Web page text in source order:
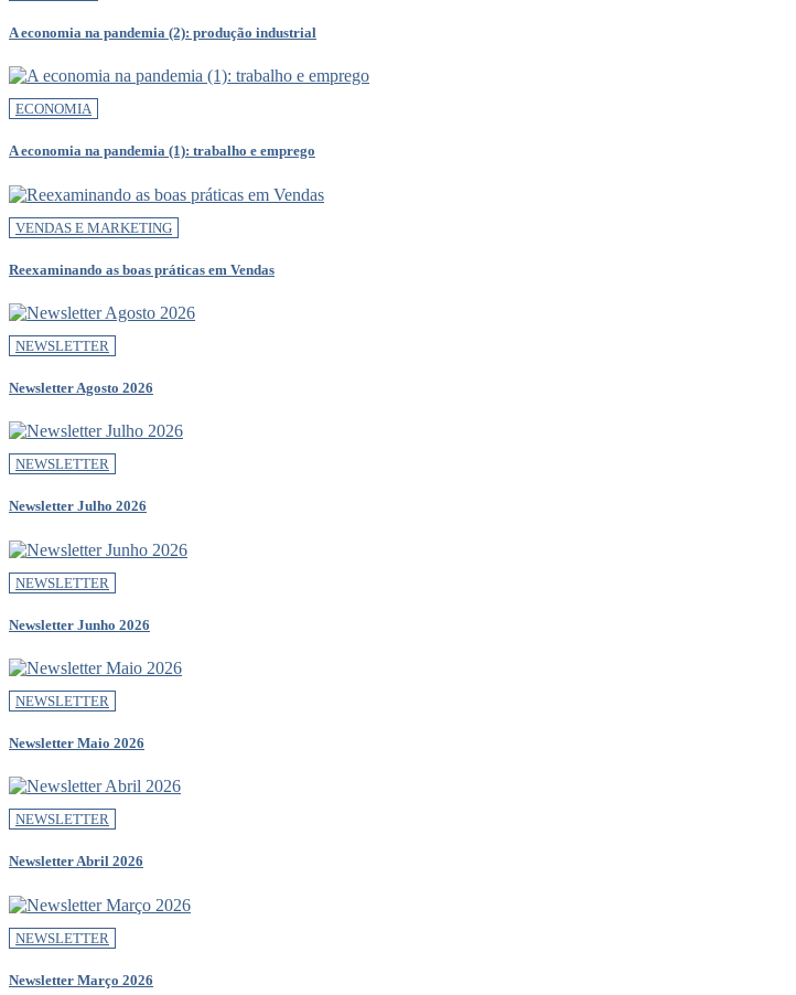
A economia na pandemia (2): produção industrial
ECONOMIA
A economia na pandemia (1): trabalho e emprego
VENDAS E MARKETING
Reexaminando as boas práticas em Vendas
NEWSLETTER
Newsletter Agosto 2026
NEWSLETTER
Newsletter Julho 2026
NEWSLETTER
Newsletter Junho 2026
NEWSLETTER
Newsletter Maio 2026
NEWSLETTER
Newsletter Abril 2026
NEWSLETTER
Newsletter Março 2026